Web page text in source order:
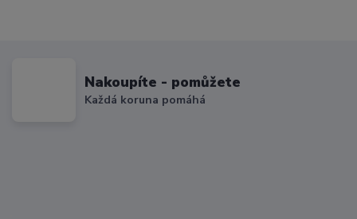
Nakoupíte - pomůžete
Každá koruna pomáhá